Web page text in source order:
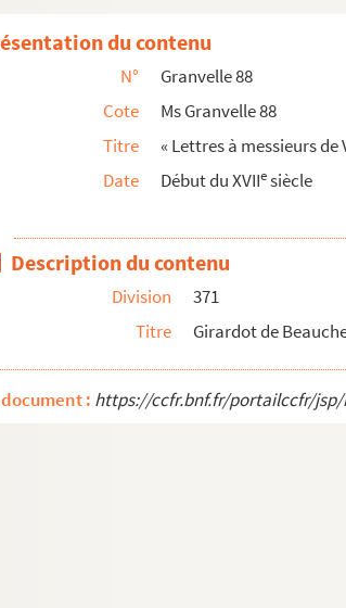
Berg op Zoom, 17 septembre 1622
septembre 1622
1622
1622
octobre 1622. Copie signée. Ital.
1622
1622
12 octobre 1622
1622
14 octobre 1622
1622
1622. Copie signée
1622
1622
1622
1622
du contenu
N°
Granvelle 88
Cote
Ms Granvelle 88
Titre
« Lettres à messieurs de
Date
Début du XVIIesiècle
Description du contenu
Division
371
Titre
Girardot de
: https://ccfr.bnf.fr/portailccfr/jsp/